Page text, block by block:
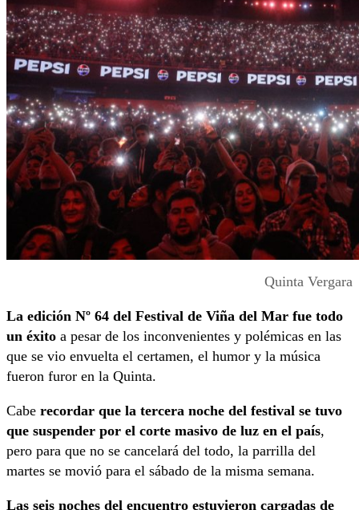
Quinta Vergara
La edición Nº 64 del Festival de Viña del Mar fue todo
un éxito a pesar de los inconvenientes y polémicas en las
que se vio envuelta el certamen, el humor y la música
fueron furor en la Quinta.
Cabe recordar que la tercera noche del festival se tuvo
que suspender por el corte masivo de luz en el país,
pero para que no se cancelará del todo, la parrilla del
martes se movió para el sábado de la misma semana.
Las seis noches del encuentro estuvieron cargadas de